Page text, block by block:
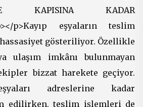
KAPISINA KADAR
b></p>Kayıp eşyaların teslim
gösteriliyor. Özellikle
ulaşım imkânı bulunmayan
bizzat harekete geçiyor.
adreslerine kadar
edilirken, teslim işlemleri de